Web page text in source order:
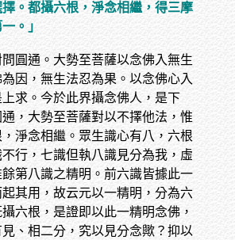
。都攝六根，淨念相繼，得三摩
。」
問圓通。大勢至菩薩以念佛入無生
因，無生法忍為果。以念佛心入
求。今於此界攝念佛人，是下
，大勢至菩薩對以不擇他法，惟
淨念相繼。眾生識心有八，六根
行，七識但執八識見分為我，虛
第八識之精明。前六識皆據此一
其用，故云元以一精明，分為六
六根，是證即以此一精明念佛，
、相二分，究以見分念歟？抑以